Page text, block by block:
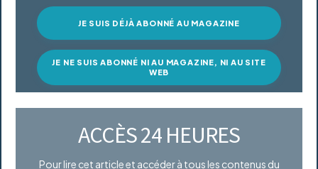
JE SUIS DÉJÀ ABONNÉ AU MAGAZINE
JE NE SUIS ABONNÉ NI AU MAGAZINE, NI AU SITE
WEB
ACCÈS 24 HEURES
Pour lire cet article et accéder à tous les contenus du